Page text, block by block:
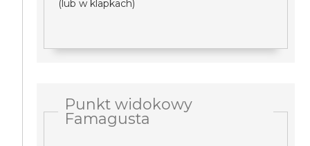
(lub w klapkach)
Punkt widokowy
Famagusta